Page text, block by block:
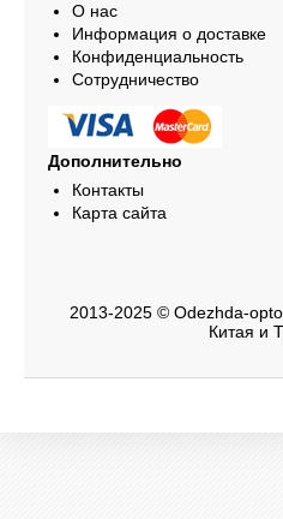
О нас
Информация о доставке
Конфиденциальность
Сотрудничество
Дополнительно
Контакты
Карта сайта
2013-2025 © Odezhda-
Китая и